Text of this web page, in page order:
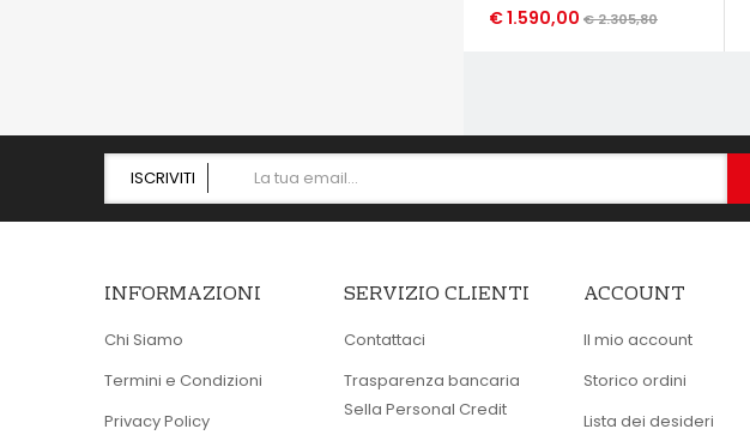
€ 1.590,00 € 2.305,80
ISCRIVITI
INFORMAZIONI
Chi Siamo
Termini e Condizioni
Privacy Policy
SERVIZIO CLIENTI
Contattaci
Trasparenza bancaria
Sella Personal Credit
ACCOUNT
Il mio account
Storico ordini
Lista dei desideri